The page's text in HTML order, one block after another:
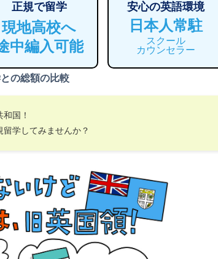
正規で留学
現地高校へ
中編入可能
安心の英語環境
日本人常駐
スクール
カウンセラー
の総額の比較
国！
留学してみませんか？